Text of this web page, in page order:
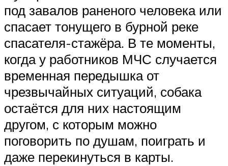
под завалов раненого человека или
спасает тонущего в бурной реке
спасателя-стажёра. В те моменты,
когда у работников МЧС случается
временная передышка от
чрезвычайных ситуаций, собака
остаётся для них настоящим
другом, с которым можно
поговорить по душам, поиграть и
даже перекинуться в карты.